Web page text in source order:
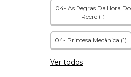
04- As Regras Da Hora Do
Recre (1)
04- Princesa Mecânica (1)
Ver todos